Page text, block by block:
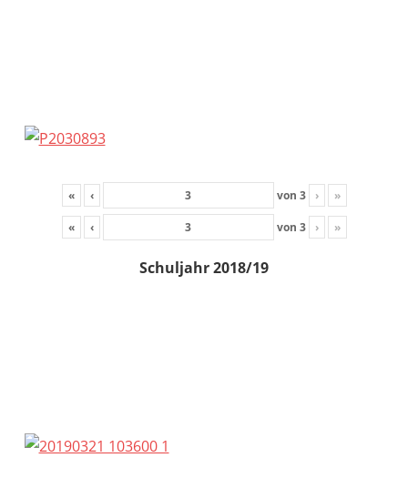
« ‹ von 3 › »
« ‹ von 3 › »
Schuljahr 2018/19